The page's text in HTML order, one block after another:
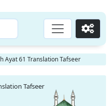
Go
Ayat 61 Translation Tafseer
Tafseer